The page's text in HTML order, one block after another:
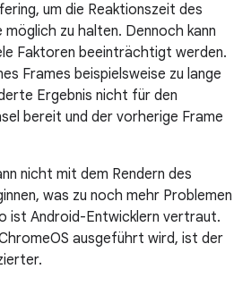
um die Reaktionszeit des
zu halten. Dennoch kann
Faktoren beeinträchtigt werden.
Frames beispielsweise zu lange
Ergebnis nicht für den
bereit und der vorherige Frame
nicht mit dem Rendern des
was zu noch mehr Problemen
ist Android-Entwicklern vertraut.
ausgeführt wird, ist der